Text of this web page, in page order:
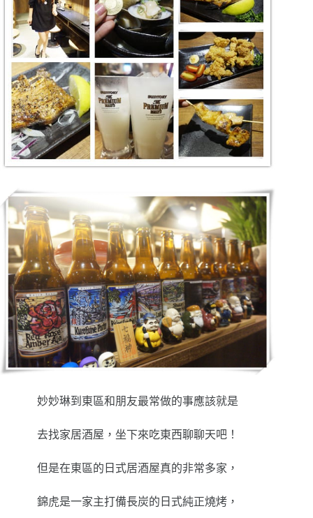
妙妙琳到東區和朋友最常做的事應該就是
去找家居酒屋，坐下來吃東西聊聊天吧！
但是在東區的日式居酒屋真的非常多家，
錦虎是一家主打備長炭的日式純正燒烤，